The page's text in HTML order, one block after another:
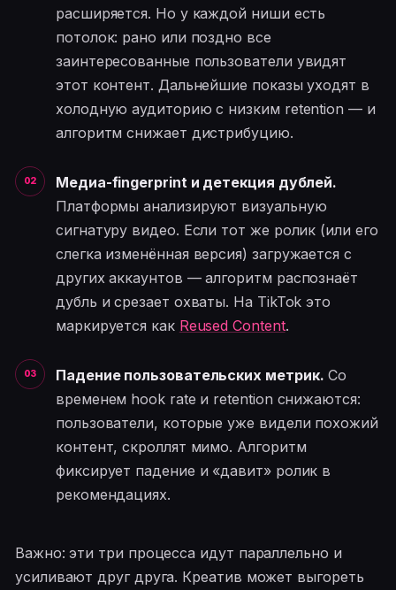
расширяется. Но у каждой ниши есть
потолок: рано или поздно все
заинтересованные пользователи увидят
этот контент. Дальнейшие показы уходят в
холодную аудиторию с низким retention — и
алгоритм снижает дистрибуцию.
Медиа-fingerprint и детекция дублей.
Платформы анализируют визуальную
сигнатуру видео. Если тот же ролик (или его
слегка изменённая версия) загружается с
других аккаунтов — алгоритм распознаёт
дубль и срезает охваты. На TikTok это
маркируется как Reused Content.
Падение пользовательских метрик. Со
временем hook rate и retention снижаются:
пользователи, которые уже видели похожий
контент, скроллят мимо. Алгоритм
фиксирует падение и «давит» ролик в
рекомендациях.
Важно: эти три процесса идут параллельно и
усиливают друг друга. Креатив может выгореть